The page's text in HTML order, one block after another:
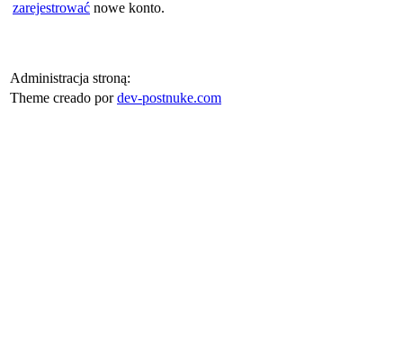
zarejestrować nowe konto.
Administracja stroną:
Theme creado pordev-postnuke.com